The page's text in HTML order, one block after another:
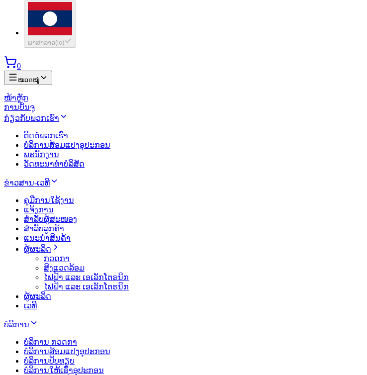
ພາສາລາວ( lo)
0
ໝວດໝູ່
ໜ້າຫຼັກ
ການບັນຈຸ
ກ່ຽວກັບພວກເຮົາ
ຕິດຕໍ່ພວກເຮົາ
ບໍລິການສ້ອມແປງອຸປະກອນ
ພະນັກງານ
ວັດທະນາທຳບໍລິສັດ
ຂ່າວສານ-ເວທີ
ຄູມືການໃຊ້ງານ
ແຈ້ງການ
ສຳລັບຜູ້ສະໜອງ
ສຳລັບລູກຄ້າ
ແນະນຳສິນຄ້າ
ຜູ້ຜະລິດ
ກວດກາ
ສິງແວດລ້ອມ
ໄຟຟ້າ ແລະ ເອເລັກໂຕຣນິກ
ໄຟຟ້າ ແລະ ເອເລັກໂຕຣນິກ
ຜູ້ຜະລິດ
ເວທີ
ບໍລິການ
ບໍລິການ ກວດກາ
ບໍລິການສ້ອມແປງອຸປະກອນ
ບໍລິການປັບທຽບ
ບໍລິການໃຫ້ເຊົ່າອຸປະກອນ